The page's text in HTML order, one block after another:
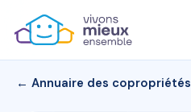
← Annuaire des copropriétés